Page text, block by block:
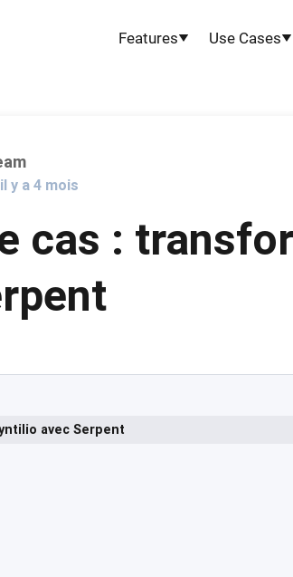
Features Use Cases
y a 4 mois
cas :
avec Serpent